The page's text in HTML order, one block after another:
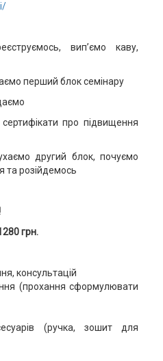
вип’ємо каву,
перший блок семінару
про підвищення
другий блок, почуємо
та розійдемось
280 грн.
консультацій
(прохання сформулювати
(ручка, зошит для